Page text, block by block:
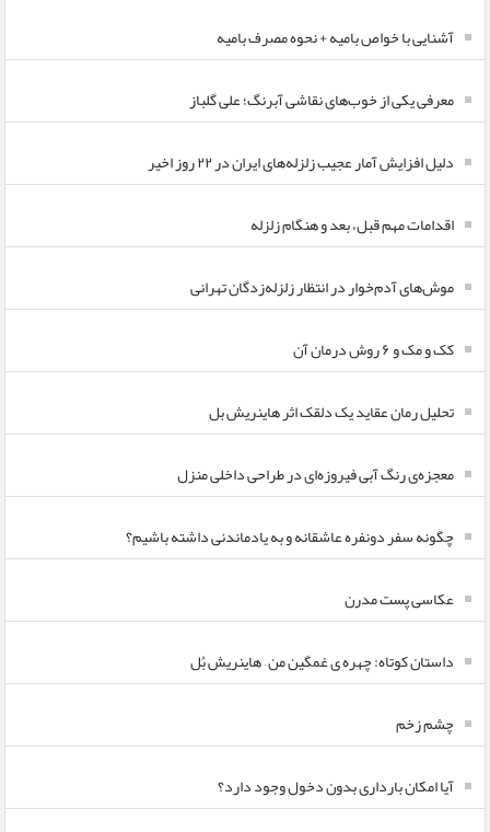
آشنایی با خواص بامیه + نحوه مصرف بامیه
معرفی یکی از خوب‌های نقاشی آبرنگ؛ علی گلباز
دلیل افزایش آمار عجیب زلزله‌های ایران در ۲۲ روز اخیر
اقدامات مهم قبل، بعد و هنگام زلزله
موش‌های آدم‌خوار در انتظار زلزله‌زدگان تهرانی
کک و مک و ۶ روش درمان آن
تحلیل رمان عقاید یک دلقک اثر هاینریش بل
معجزه‌ی رنگ آبی فیروزه‌ای در طراحی داخلی منزل
چگونه سفر دونفره عاشقانه و به یادماندنی داشته باشیم؟
عکاسی پست مدرن
داستان کوتاه: چهره ی غمگین من – هاینریش بُل
چشم زخم
آیا امکان بارداری بدون دخول وجود دارد؟